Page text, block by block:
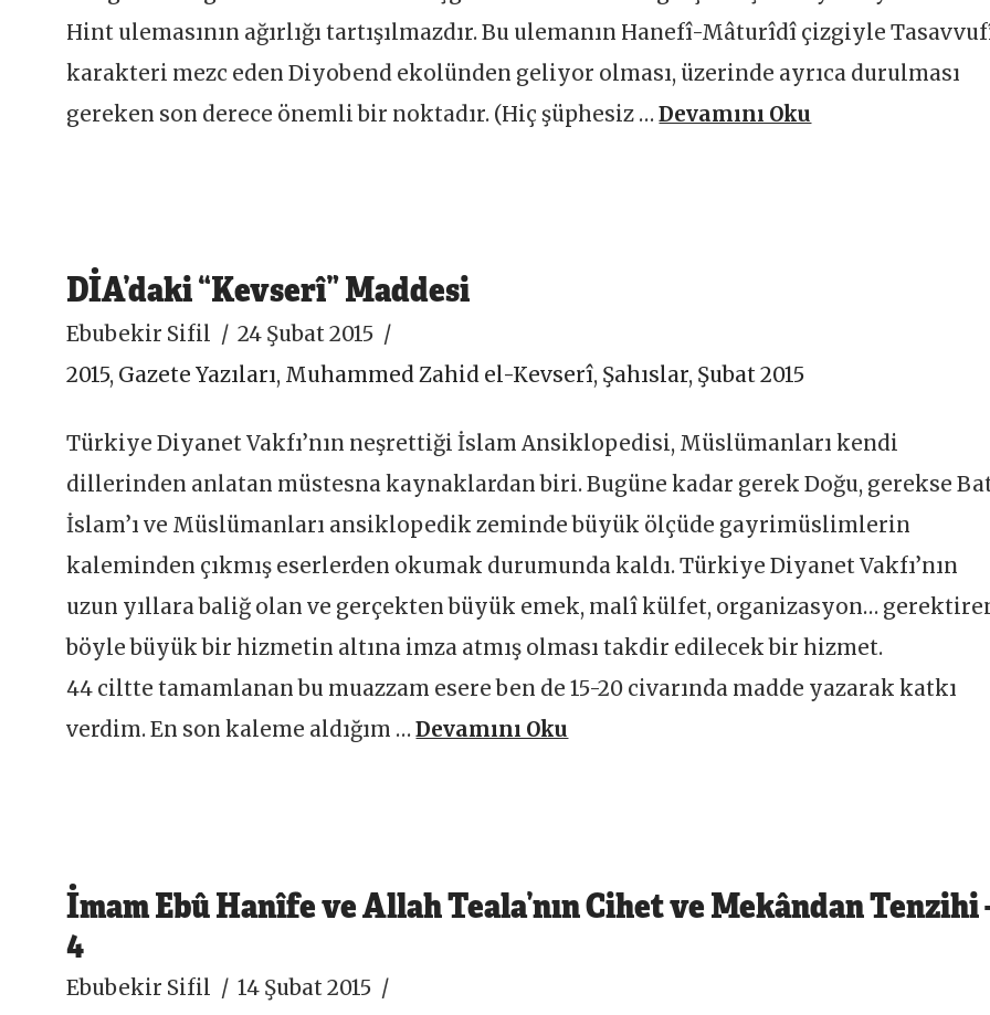
Hint ulemasının ağırlığı tartışılmazdır. Bu ulemanın Hanefî-Mâturîdî çizgiyle
karakteri mezc eden Diyobend ekolünden geliyor olması, üzerinde ayrıca durulması
gereken son derece önemli bir noktadır. (Hiç şüphesiz …Devamını Oku
DİA’daki “Kevserî” Maddesi
Ebubekir Sifil
24 Şubat 2015
2015, Gazete Yazıları, Muhammed Zahid el-Kevserî, Şahıslar, Şubat 2015
Türkiye Diyanet Vakfı’nın neşrettiği İslam Ansiklopedisi, Müslümanları kendi
dillerinden anlatan müstesna kaynaklardan biri. Bugüne kadar gerek Doğu, gerekse
İslam’ı ve Müslümanları ansiklopedik zeminde büyük ölçüde gayrimüslimlerin
kaleminden çıkmış eserlerden okumak durumunda kaldı. Türkiye Diyanet Vakfı’nın
uzun yıllara baliğ olan ve gerçekten büyük emek, malî külfet, organizasyon…
böyle büyük bir hizmetin altına imza atmış olması takdir edilecek bir hizmet.
44 ciltte tamamlanan bu muazzam esere ben de 15-20 civarında madde yazarak katkı
verdim. En son kaleme aldığım …Devamını Oku
İmam Ebû Hanîfe ve Allah Teala’nın Cihet ve Mekândan Tenzihi
4
Ebubekir Sifil 14 Şubat 2015